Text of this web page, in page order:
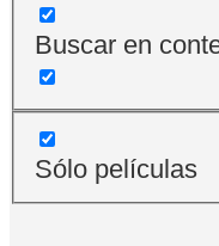
Buscar en
Sólo películas